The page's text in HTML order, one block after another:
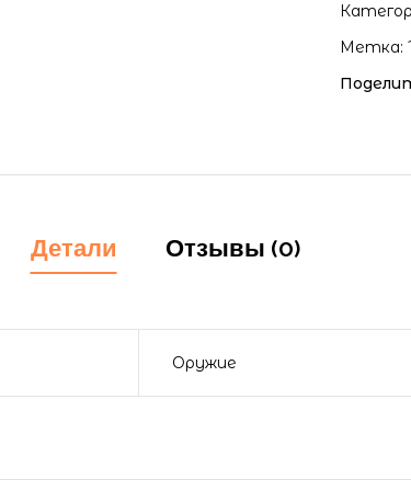
Метка:
Детали Отзывы (0)
Оружие